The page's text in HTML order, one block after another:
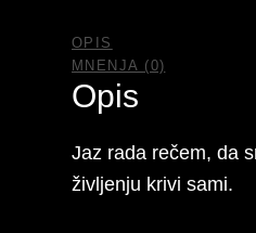
OPIS
MNENJA (0)
Opis
Jaz rada rečem, da
življenju krivi sami.